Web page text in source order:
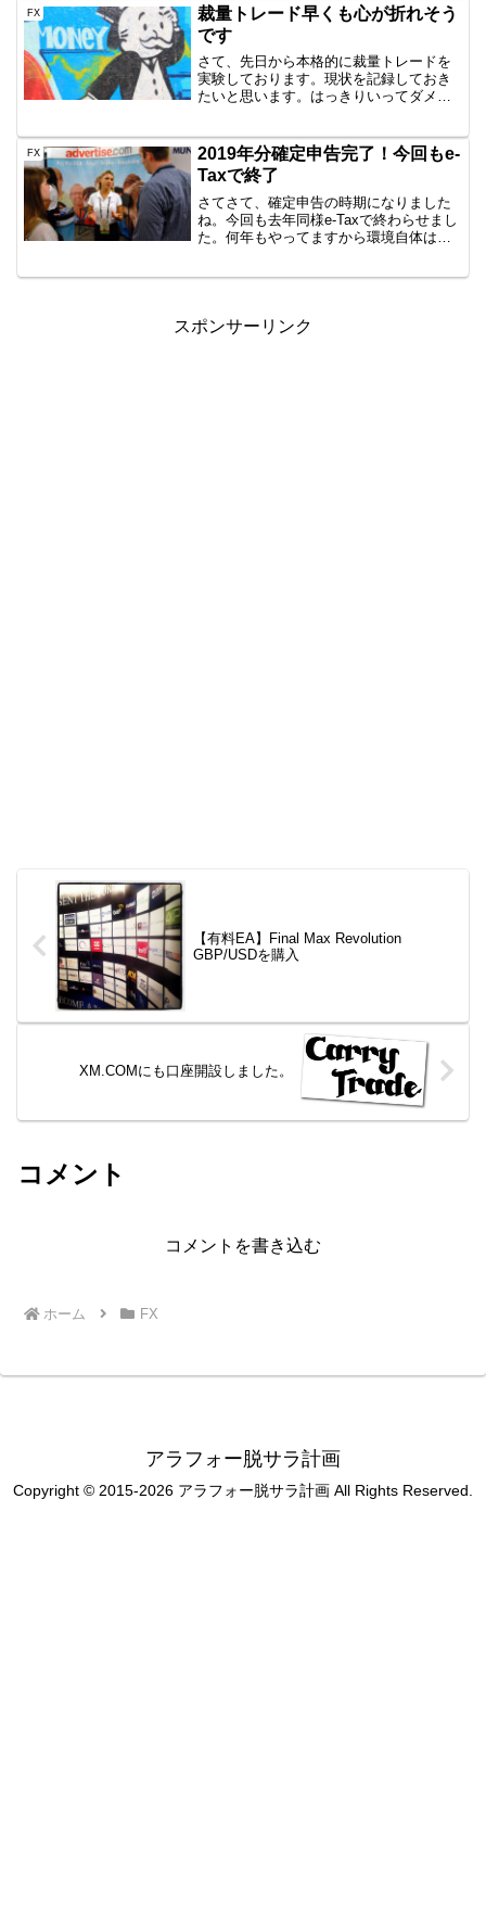
ークにあるらしく、EAを置くにも近くの
VPSがいいん...
FX
裁量トレード早くも心が折れそう
です
さて、先日から本格的に裁量トレードを
実験しております。現状を記録しておき
たいと思います。はっきりいってダメす
いとか。もう、かなりへこんでおりま
す。まぁ速攻稼げるように...
FX
2019年分確定申告完了！今回もe-
Taxで終了
さてさて、確定申告の時期になりました
ね。今回も去年同様e-Taxで終わらせまし
た。何年もやってますから環境自体は余
スポンサーリンク
【有料EA】Final Max Revolution
GBP/USDを購入
XM.COMにも口座開設しました。
コメント
コメントを書き込む
ホーム FX
アラフォー脱サラ計画
Copyright © 2015-2026 アラフォー脱サラ計画 All Rights Reserved.